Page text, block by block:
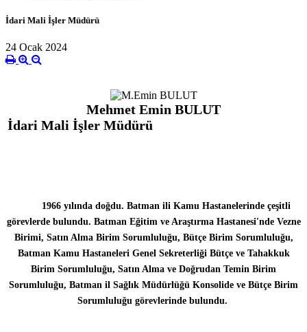
İdari Mali İşler Müdürü
24 Ocak 2024
Mehmet Emin BULUT
İdari Mali İşler Müdürü
1966 yılında doğdu. Batman ili Kamu Hastanelerinde çeşitli
görevlerde bulundu. Batman Eğitim ve Araştırma Hastanesi'nde Vezne
Birimi, Satın Alma Birim Sorumluluğu, Bütçe Birim Sorumluluğu,
Batman Kamu Hastaneleri Genel Sekreterliği Bütçe ve Tahakkuk
Birim Sorumluluğu, Satın Alma ve Doğrudan Temin Birim
Sorumluluğu, Batman il Sağlık Müdürlüğü Konsolide ve Bütçe Birim
Sorumluluğu görevlerinde bulundu.